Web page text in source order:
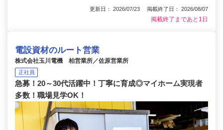
更新日： 2026/07/23 掲載終了日： 2026/08/07
掲載終了まであと1日
電設資材のルート営業
株式会社玉川電機 柏営業所／佐原営業所
正社員
急募！20～30代活躍中！丁寧に育成◎マイホーム実現者
多数！職場見学OK！